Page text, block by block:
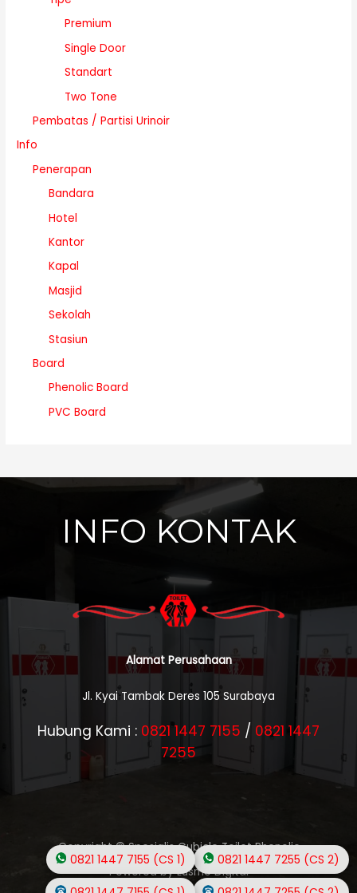
Premium
Single Door
Standart
Two Tone
Pembatas / Partisi Urinoir
Info
Penerapan
Bandara
Hotel
Kantor
Kapal
Masjid
Sekolah
Stasiun
Board
Phenolic Board
PVC Board
INFO KONTAK
Alamat Perusahaan
Jl. Kyai Tambak Deres 105 Surabaya
0821 1447 7255 (CS 2)
0821 1447 7155 (CS 1)
Hubung Kami : 0821 1447 7155 / 0821 1447
7255
Copyright © Spesialis Cubicle Toilet Phenolic
Powered by Lusmo Digital